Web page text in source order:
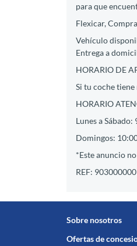
para que
Flexicar,
Vehículo
Entrega a
HORARIO DE
Si tu coche tiene
HORARIO
Lunes a
Domingos:
*Este anuncio
REF:
Sobre nosotros
Ofertas de